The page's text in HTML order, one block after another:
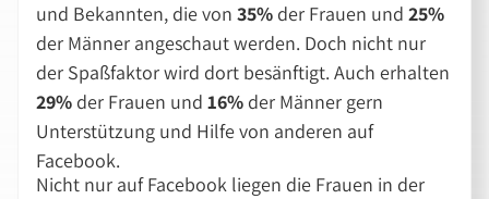
und Bekannten, die von35% der Frauen und25%
der Männer angeschaut werden. Doch nicht nur
der Spaßfaktor wird dort besänftigt. Auch erhalten
29% der Frauen und16% der Männer gern
Unterstützung und Hilfe von anderen auf
Facebook.
Nicht nur auf Facebook liegen die Frauen in der